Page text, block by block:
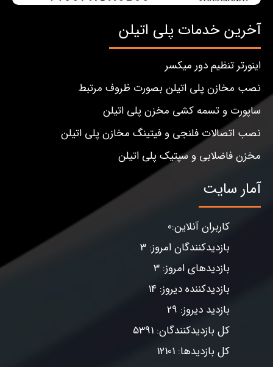
آخرین خدمات پلی اتیلن
اینورتر تنظیم دور میکسر
نصب مخازن پلی اتیلن بصورت ظروف مرتبط
ساپورت و تسمه کشی مخزن پلی اتیلن
نصب اتصالات فلنجی و فیتینگ مخازن پلی اتیلن
مخزن فاضلابی و سپتیک پلی اتیلن
آمار سایت
کاربران آنلاین:0
بازدیدکنندگان امروز: 3
بازدیدهای امروز: 3
بازدیدکننده دیروز: 14
بازدید دیروز: 29
کل بازدیدکنندگان: 5391
کل بازدیدها: 12101